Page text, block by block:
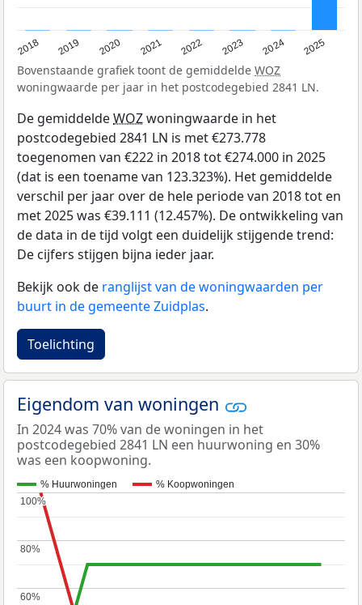
2018 2019 2020 2021 2022 2023 2024 2025
Bovenstaande grafiek toont de gemiddelde WOZ
woningwaarde per jaar in het postcodegebied 2841 LN.
De gemiddeldeWOZwoningwaarde in het
postcodegebied 2841 LN is met €273.778
toegenomen van €222 in 2018 tot €274.000 in 2025
(dat is een toename van 123.323%). Het gemiddelde
verschil per jaar over de hele periode van 2018 tot en
met 2025 was €39.111 (12.457%). De ontwikkeling van
de data in de tijd volgt een duidelijk stijgende trend:
De cijfers stijgen bijna ieder jaar.
Bekijk ook de ranglijst van de woningwaarden per
buurt in de gemeente Zuidplas.
Toelichting
Eigendom van woningen
In 2024 was 70% van de woningen in het
postcodegebied 2841 LN een huurwoning en 30%
was een koopwoning.
% Huurwoningen % Koopwoningen
60%
60%
80%
80%
100%
100%